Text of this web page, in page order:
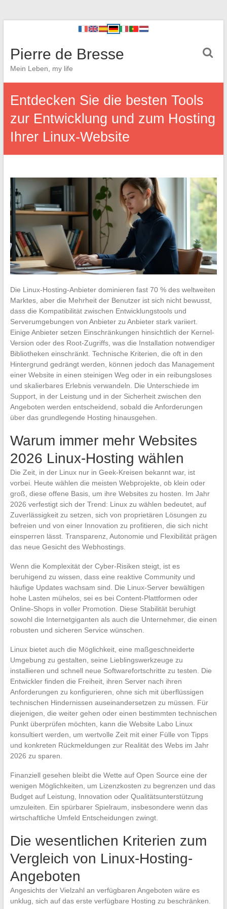
Pierre de Bresse
Mein Leben, my life
Entdecken Sie die besten Tools
zur Entwicklung und zum Hosting
Ihrer Linux-Website
Die Linux-Hosting-Anbieter dominieren fast 70 % des weltweiten
Marktes, aber die Mehrheit der Benutzer ist sich nicht bewusst,
dass die Kompatibilität zwischen Entwicklungstools und
Serverumgebungen von Anbieter zu Anbieter stark variiert.
Einige Anbieter setzen Einschränkungen hinsichtlich der Kernel-
Version oder des Root-Zugriffs, was die Installation notwendiger
Bibliotheken einschränkt. Technische Kriterien, die oft in den
Hintergrund gedrängt werden, können jedoch das Management
einer Website in einen steinigen Weg oder in ein reibungsloses
und skalierbares Erlebnis verwandeln. Die Unterschiede im
Support, in der Leistung und in der Sicherheit zwischen den
Angeboten werden entscheidend, sobald die Anforderungen
über das grundlegende Hosting hinausgehen.
Warum immer mehr Websites
2026 Linux-Hosting wählen
Die Zeit, in der Linux nur in Geek-Kreisen bekannt war, ist
vorbei. Heute wählen die meisten Webprojekte, ob klein oder
groß, diese offene Basis, um ihre Websites zu hosten. Im Jahr
2026 verfestigt sich der Trend: Linux zu wählen bedeutet, auf
Zuverlässigkeit zu setzen, sich von proprietären Lösungen zu
befreien und von einer Innovation zu profitieren, die sich nicht
einsperren lässt. Transparenz, Autonomie und Flexibilität prägen
das neue Gesicht des Webhostings.
Wenn die Komplexität der Cyber-Risiken steigt, ist es
beruhigend zu wissen, dass eine reaktive Community und
häufige Updates wachsam sind. Die Linux-Server bewältigen
hohe Lasten mühelos, sei es bei Content-Plattformen oder
Online-Shops in voller Promotion. Diese Stabilität beruhigt
sowohl die Internetgiganten als auch die Unternehmer, die einen
robusten und sicheren Service wünschen.
Linux bietet auch die Möglichkeit, eine maßgeschneiderte
Umgebung zu gestalten, seine Lieblingswerkzeuge zu
installieren und schnell neue Softwarefortschritte zu testen. Die
Entwickler finden die Freiheit, ihren Server nach ihren
Anforderungen zu konfigurieren, ohne sich mit überflüssigen
technischen Hindernissen auseinandersetzen zu müssen. Für
diejenigen, die weiter gehen oder einen bestimmten technischen
Punkt überprüfen möchten, kann die Website Labo Linux
konsultiert werden, um wertvolle Zeit mit einer Fülle von Tipps
und konkreten Rückmeldungen zur Realität des Webs im Jahr
2026 zu sparen.
Finanziell gesehen bleibt die Wette auf Open Source eine der
wenigen Möglichkeiten, um Lizenzkosten zu begrenzen und das
Budget auf Leistung, Innovation oder Qualitätsunterstützung
umzuleiten. Ein spürbarer Spielraum, insbesondere wenn das
wirtschaftliche Umfeld Entscheidungen zwingt.
Die wesentlichen Kriterien zum
Vergleich von Linux-Hosting-
Angeboten
Angesichts der Vielzahl an verfügbaren Angeboten wäre es
unklug, sich auf das erste verfügbare Hosting zu beschränken.